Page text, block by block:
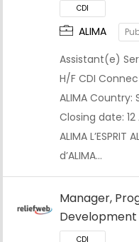
CDI
ALIMA
Assistant(e)
H/F CDI
ALIMA Country:
Closing date: 12
ALIMA L’ESPRIT
d’ALIMA…
Manager,
Development